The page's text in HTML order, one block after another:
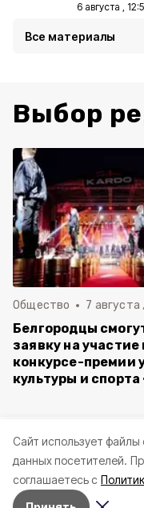
Cайт использует
данных посетителей.
соглашаетесь с
6 августа ,
Все материалы
Выбор
Общество 7 августа
Белгородцы
заявку на участие
конкурсе-премии
культуры и